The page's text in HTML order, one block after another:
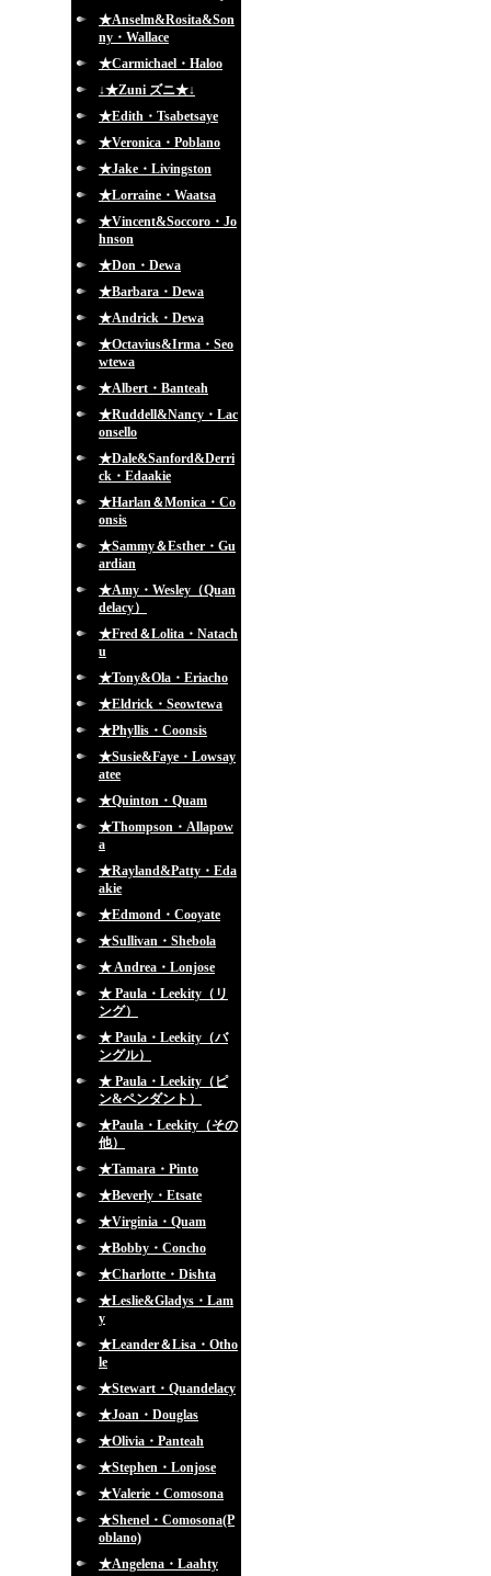
★Anselm&Rosita&Son
ny・Wallace
★Carmichael・Haloo
↓★Zuni ズニ★↓
★Edith・Tsabetsaye
★Veronica・Poblano
★Jake・Livingston
★Lorraine・Waatsa
★Vincent&Soccoro・Jo
hnson
★Don・Dewa
★Barbara・Dewa
★Andrick・Dewa
★Octavius&Irma・Seo
wtewa
★Albert・Banteah
★Ruddell&Nancy・Lac
onsello
★Dale&Sanford&Derri
ck・Edaakie
★Harlan＆Monica・Co
onsis
★Sammy＆Esther・Gu
ardian
★Amy・Wesley（Quan
delacy）
★Fred＆Lolita・Natach
u
★Tony&Ola・Eriacho
★Eldrick・Seowtewa
★Phyllis・Coonsis
★Susie&Faye・Lowsay
atee
★Quinton・Quam
★Thompson・Allapow
a
★Rayland&Patty・Eda
akie
★Edmond・Cooyate
★Sullivan・Shebola
★ Andrea・Lonjose
★ Paula・Leekity（リ
ング）
★ Paula・Leekity（バ
ングル）
★ Paula・Leekity（ピ
ン&ペンダント）
★Paula・Leekity（その
他）
★Tamara・Pinto
★Beverly・Etsate
★Virginia・Quam
★Bobby・Concho
★Charlotte・Dishta
★Leslie&Gladys・Lam
y
★Leander＆Lisa・Otho
le
★Stewart・Quandelacy
★Joan・Douglas
★Olivia・Panteah
★Stephen・Lonjose
★Valerie・Comosona
★Shenel・Comosona(P
oblano)
★Angelena・Laahty